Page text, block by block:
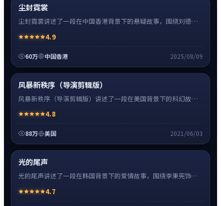
超清4K
尘封霓裳
尘封霓裳讲述了一段在中国香港背景下的悬疑故事，围绕刘德华
凑、情绪克制。
4.9
60万 中国香港 2025/08/09
高清
风暴新秩序（导演剪辑版）
风暴新秩序（导演剪辑版）讲述了一段在美国背景下的科幻故
转折相互牵引，节奏紧凑、情绪克制。
4.8
88万 美国 2021/06/03
超清4K
光的尾声
光的尾声讲述了一段在韩国背景下的爱情故事，围绕李秉宪饰演
绪克制。 4.7